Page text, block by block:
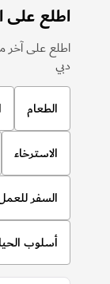
اطلع على
اطلع على آخر
الاسترخاء
السفر للعمل
أسلوب الحياة